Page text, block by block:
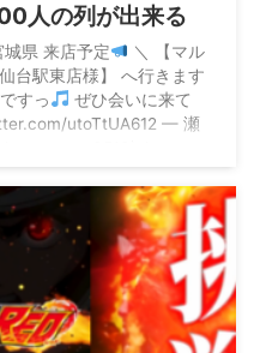
人の列が出来る
県 来店予定
＼ 【マル
台駅東店様】 へ行きます
すっ
ぜひ会いに来て
utoTtUA612 — 瀬